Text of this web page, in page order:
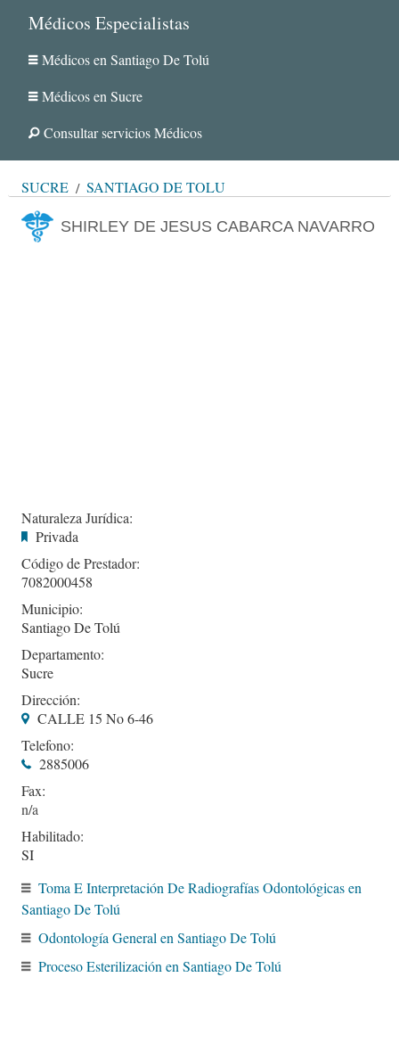
Médicos Especialistas
Médicos en Santiago De Tolú
Médicos en Sucre
Consultar servicios Médicos
SUCRE SANTIAGO DE TOLÚ
SHIRLEY DE JESUS CABARCA NAVARRO
Naturaleza Jurídica:
Privada
Código de Prestador:
7082000458
Municipio:
Santiago De Tolú
Departamento:
Sucre
Dirección:
CALLE 15 No 6-46
Telefono:
2885006
Fax:
Habilitado:
SI
Toma E Interpretación De Radiografías Odontológicas en
Santiago De Tolú
Odontología General en Santiago De Tolú
Proceso Esterilización en Santiago De Tolú